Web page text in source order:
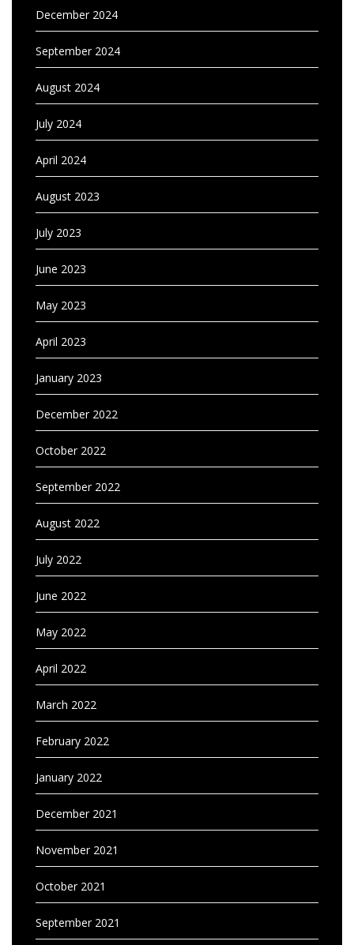
December 2024
September 2024
August 2024
July 2024
April 2024
August 2023
July 2023
June 2023
May 2023
April 2023
January 2023
December 2022
October 2022
September 2022
August 2022
July 2022
June 2022
May 2022
April 2022
March 2022
February 2022
January 2022
December 2021
November 2021
October 2021
September 2021